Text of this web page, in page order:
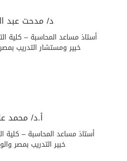
د/ مدحت عبد
أستاذ مساعد المحاسبة – كلية
خبير ومستشار التدريب
أ.د/ محمد
أستاذ مساعد المحاسبة – كلية
خبير التدريب بمصر